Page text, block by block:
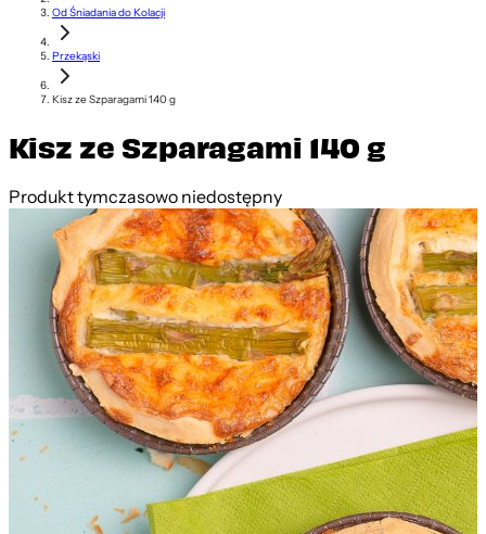
Od Śniadania do Kolacji
Przekąski
Kisz ze Szparagami 140 g
Kisz ze Szparagami 140 g
Produkt tymczasowo niedostępny